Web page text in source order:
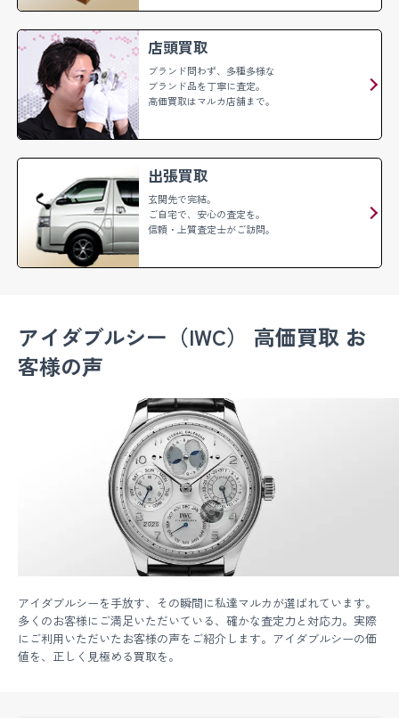
店頭買取
ブランド問わず、多種多様な
ブランド品を丁寧に査定。
高価買取はマルカ店舗まで。
出張買取
玄関先で完結。
ご自宅で、安心の査定を。
信頼・上質査定士がご訪問。
アイダブルシー（IWC）
高価買取 お
客様の声
アイダブルシーを手放す、その瞬間に私達マルカが選ばれています。
多くのお客様にご満足いただいている、確かな査定力と対応力。実際
にご利用いただいたお客様の声をご紹介します。アイダブルシーの価
値を、正しく見極める買取を。